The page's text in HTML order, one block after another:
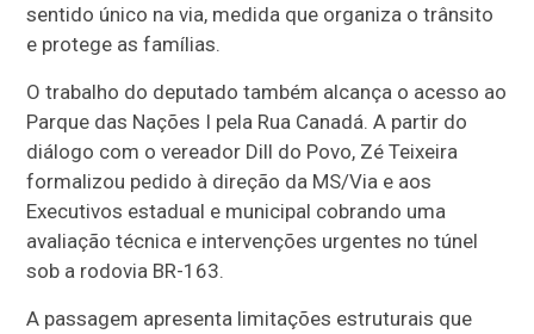
sentido único na via, medida que organiza o trânsito
e protege as famílias.
O trabalho do deputado também alcança o acesso ao
Parque das Nações I pela Rua Canadá. A partir do
diálogo com o vereador Dill do Povo, Zé Teixeira
formalizou pedido à direção da MS/Via e aos
Executivos estadual e municipal cobrando uma
avaliação técnica e intervenções urgentes no túnel
sob a rodovia BR-163.
A passagem apresenta limitações estruturais que